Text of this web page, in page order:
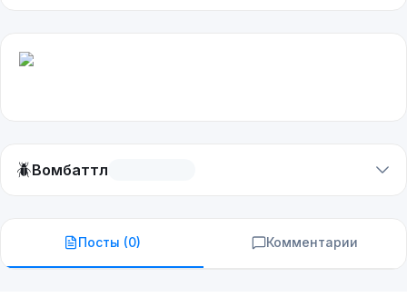
🪲Вомбаттл
Посты (0) Комментарии